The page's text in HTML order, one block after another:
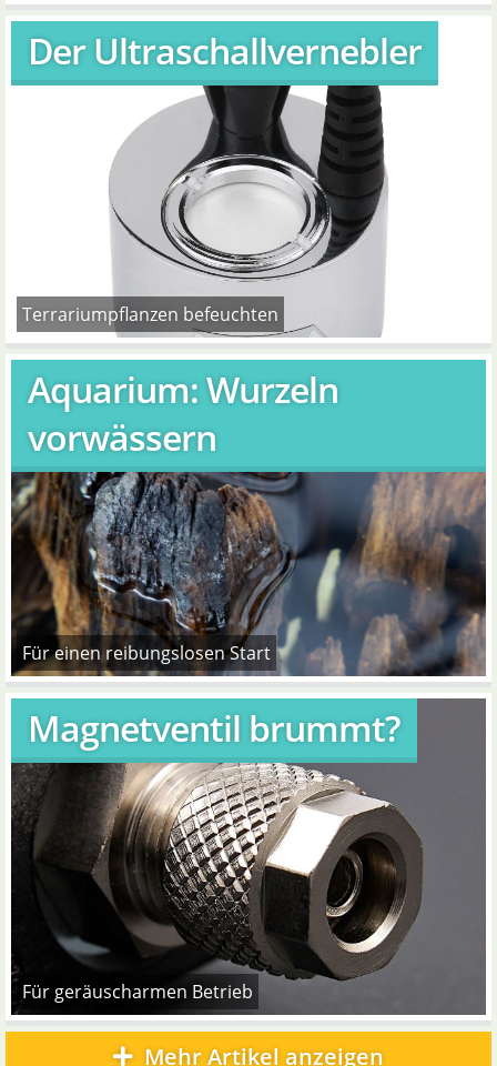
Der Ultraschallvernebler
Terrariumpflanzen befeuchten
Aquarium: Wurzeln
vorwässern
Für einen reibungslosen Start
Magnetventil brummt?
Für geräuscharmen Betrieb
Mehr Artikel anzeigen